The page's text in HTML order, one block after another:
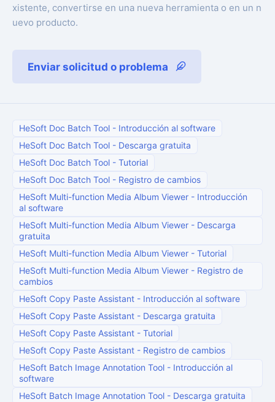
xistente, convertirse en una nueva herramienta o en un n
uevo producto.
Enviar solicitud o problema
HeSoft Doc Batch Tool - Introducción al software
HeSoft Doc Batch Tool - Descarga gratuita
HeSoft Doc Batch Tool - Tutorial
HeSoft Doc Batch Tool - Registro de cambios
HeSoft Multi-function Media Album Viewer - Introducción
al software
HeSoft Multi-function Media Album Viewer - Descarga
gratuita
HeSoft Multi-function Media Album Viewer - Tutorial
HeSoft Multi-function Media Album Viewer - Registro de
cambios
HeSoft Copy Paste Assistant - Introducción al software
HeSoft Copy Paste Assistant - Descarga gratuita
HeSoft Copy Paste Assistant - Tutorial
HeSoft Copy Paste Assistant - Registro de cambios
HeSoft Batch Image Annotation Tool - Introducción al
software
HeSoft Batch Image Annotation Tool - Descarga gratuita